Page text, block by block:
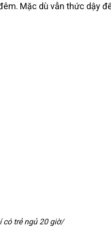
Mặc dù vẫn thức dậy
có trẻ ngủ 20 giờ/